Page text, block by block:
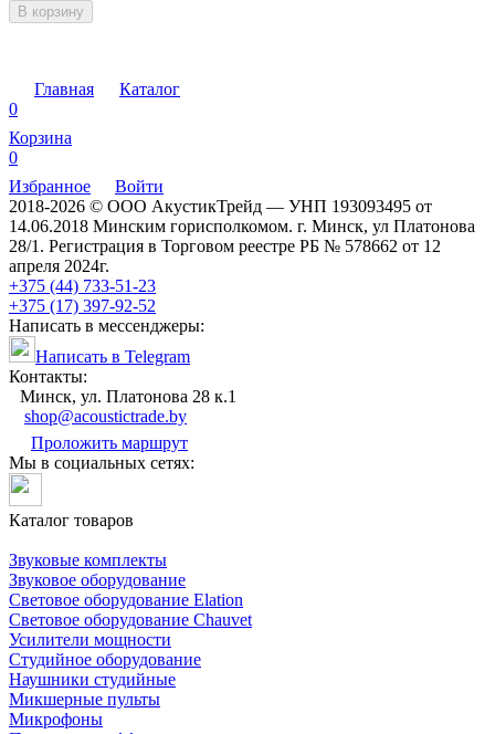
В корзину
Главная
Каталог
0
Корзина
0
Избранное
Войти
2018-2026 © ООО АкустикТрейд — УНП 193093495 от
14.06.2018 Минским горисполкомом. г. Минск, ул Платонова
28/1. Регистрация в Торговом реестре РБ № 578662 от 12
апреля 2024г.
+375 (44) 733-51-23
+375 (17) 397-92-52
Написать в мессенджеры:
Написать в Telegram
Контакты:
Минск, ул. Платонова 28 к.1
shop@acoustictrade.by
Проложить маршрут
Мы в социальных сетях:
Каталог товаров
Звуковые комплекты
Звуковое оборудование
Световое оборудование Elation
Cветовое оборудование Chauvet
Усилители мощности
Студийное оборудование
Наушники студийные
Микшерные пульты
Микрофоны